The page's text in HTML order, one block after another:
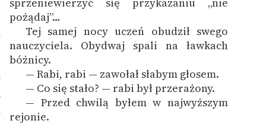
pożądaj”…
Tej samej nocy uczeń obudził swego
nauczyciela. Obydwaj spali na ławkach
bóżnicy.
— Rabi, rabi — zawołał słabym głosem.
— Co się stało? — rabi był przerażony.
— Przed chwilą byłem w najwyższym
rejonie.